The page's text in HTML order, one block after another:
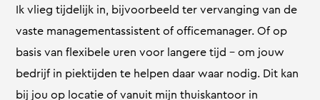
Ik vlieg tijdelijk in, bijvoorbeeld ter vervanging van de
vaste managementassistent of officemanager. Of op
basis van flexibele uren voor langere tijd – om jouw
bedrijf in piektijden te helpen daar waar nodig. Dit kan
bij jou op locatie of vanuit mijn thuiskantoor in